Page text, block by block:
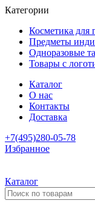
Категории
Косметика для
Предметы
Одноразовые
Товары с
Каталог
О нас
Контакты
Доставка
+7(495)280-05-78
Избранное
Каталог